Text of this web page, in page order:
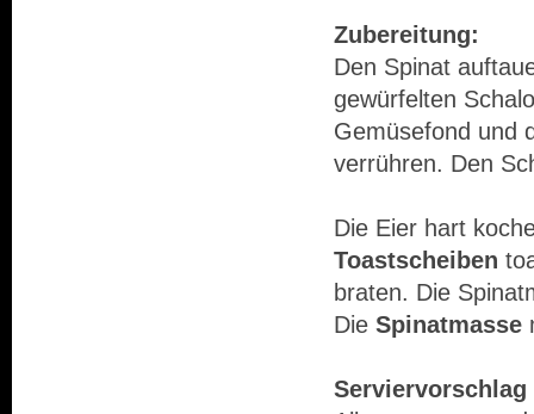
Zubereitung:
Den Spinat
gewürfelten
Gemüsefond und
verrühren. Den
Die Eier hart
Toastscheiben
braten. Die
Die Spinatmasse
Serviervorschlag